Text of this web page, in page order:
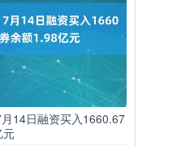
14日融资买入1660.67
元